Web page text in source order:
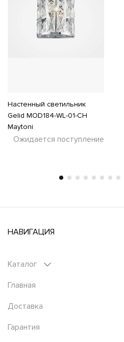
Настенный светильник
Gelid MOD184-WL-01-CH
Maytoni
Ожидается поступление
НАВИГАЦИЯ
Каталог
Главная
Доставка
Гарантия